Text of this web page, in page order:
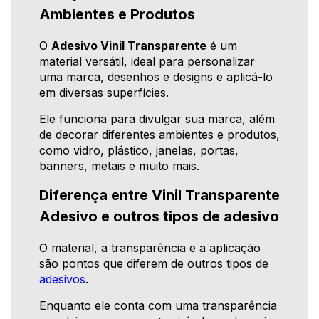
Ambientes e Produtos
O Adesivo Vinil Transparente é um
material versátil, ideal para personalizar
uma marca, desenhos e designs e aplicá-lo
em diversas superfícies.
Ele funciona para divulgar sua marca, além
de decorar diferentes ambientes e produtos,
como vidro, plástico, janelas, portas,
banners, metais e muito mais.
Diferença entre Vinil Transparente
Adesivo e outros tipos de adesivo
O material, a transparência e a aplicação
são pontos que diferem de outros tipos de
adesivos.
Enquanto ele conta com uma transparência